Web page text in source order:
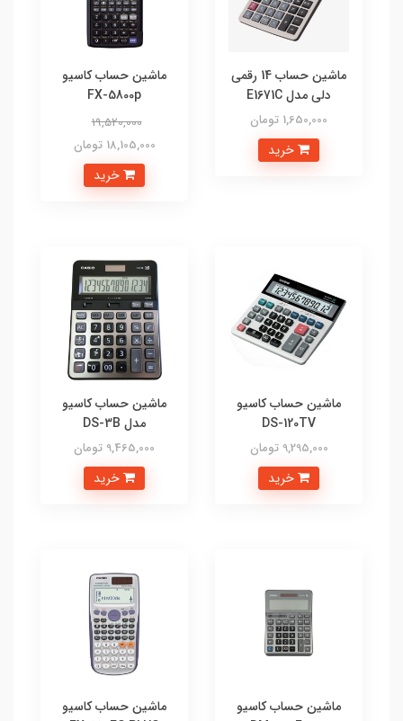
ماشین حساب 14 رقمی
دلی مدل E1671C
1,650,000 تومان
ماشین حساب کاسیو
FX-5800p
19,520,000
18,105,000 تومان
ماشین حساب کاسیو
DS-120TV
9,295,000 تومان
ماشین حساب کاسیو
مدل DS-3B
9,465,000 تومان
ماشین حساب کاسیو
ماشین حساب کاسیو